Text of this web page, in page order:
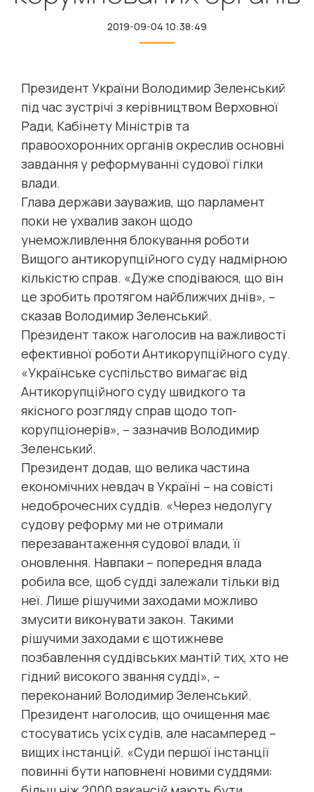
2019-09-04 10:38:49
Президент України Володимир Зеленський
під час зустрічі з керівництвом Верховної
Ради, Кабінету Міністрів та
правоохоронних органів окреслив основні
завдання у реформуванні судової гілки
влади.
Глава держави зауважив, що парламент
поки не ухвалив закон щодо
унеможливлення блокування роботи
Вищого антикорупційного суду надмірною
кількістю справ. «Дуже сподіваюся, що він
це зробить протягом найближчих днів», –
сказав Володимир Зеленський.
Президент також наголосив на важливості
ефективної роботи Антикорупційного суду.
«Українське суспільство вимагає від
Антикорупційного суду швидкого та
якісного розгляду справ щодо топ-
корупціонерів», – зазначив Володимир
Зеленський.
Президент додав, що велика частина
економічних невдач в Україні – на совісті
недоброчесних суддів. «Через недолугу
судову реформу ми не отримали
перезавантаження судової влади, її
оновлення. Навпаки – попередня влада
робила все, щоб судді залежали тільки від
неї. Лише рішучими заходами можливо
змусити виконувати закон. Такими
рішучими заходами є щотижневе
позбавлення суддівських мантій тих, хто не
гідний високого звання судді», –
переконаний Володимир Зеленський.
Президент наголосив, що очищення має
стосуватись усіх судів, але насамперед –
вищих інстанцій. «Суди першої інстанції
повинні бути наповнені новими суддями: